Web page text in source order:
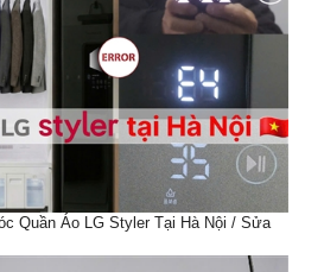
Quần Áo LG Styler Tại Hà Nội / Sửa